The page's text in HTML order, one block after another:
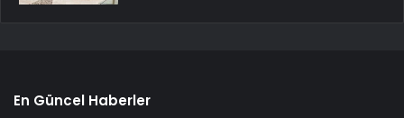
En Güncel Haberler